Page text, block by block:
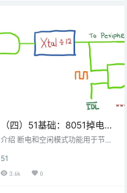
跳转以服务ISR（中断服务程序）的
地址。 Reset 复位是优先级最高的
中断，复位…
（四）51基础：8051掉电和
空闲模式
介绍 断电和空闲模式功能用于节省
电功能，在功耗主要限制的嵌入式
应用中非常有用。 8051功率控制逻
51
3.6k 0